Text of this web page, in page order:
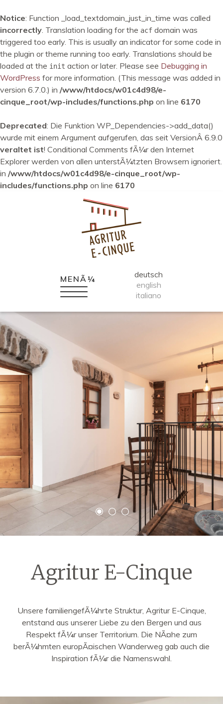
Notice: Function _load_textdomain_just_in_time was called
incorrectly. Translation loading for the acf domain was
triggered too early. This is usually an indicator for some code in
the plugin or theme running too early. Translations should be
loaded at the init action or later. Please see Debugging in
WordPress for more information. (This message was added in
version 6.7.0.) in /www/htdocs/w01c4d98/e-
cinque_root/wp-includes/functions.php on line 6170
Deprecated: Die Funktion WP_Dependencies->add_data()
wurde mit einem Argument aufgerufen, das seit VersionÂ 6.9.0
veraltet ist! Conditional Comments fÃ¼r den Internet
Explorer werden von allen unterstÃ¼tzten Browsern ignoriert.
in /www/htdocs/w01c4d98/e-cinque_root/wp-
includes/functions.php on line 6170
MENÃ¼
deutsch
english
italiano
Agritur E-Cinque
Unsere familiengefÃ¼hrte Struktur, Agritur E-Cinque,
entstand aus unserer Liebe zu den Bergen und aus
Respekt fÃ¼r unser Territorium. Die NÃ¤he zum
berÃ¼hmten europÃ¤ischen Wanderweg gab auch die
Inspiration fÃ¼r die Namenswahl.